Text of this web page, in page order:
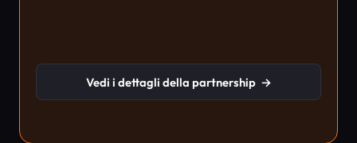
Vedi i dettagli della partnership →